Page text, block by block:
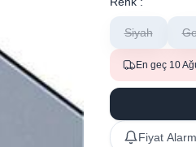
Siyah
En geç 10
Fiyat